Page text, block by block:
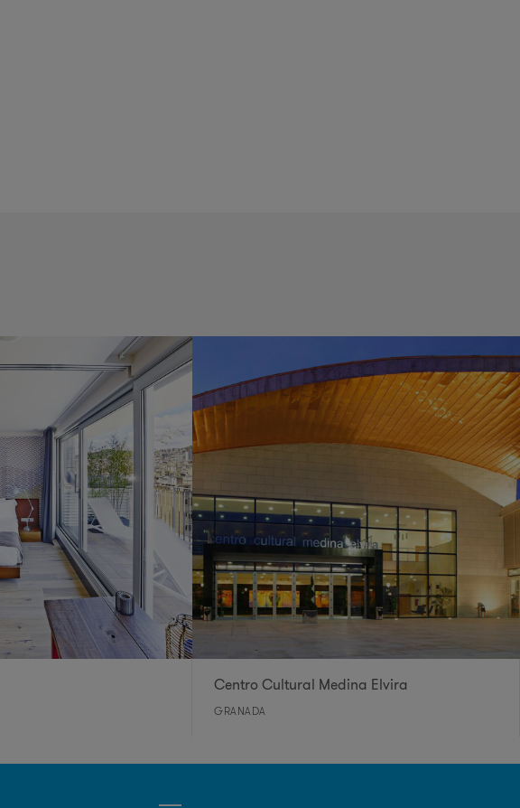
Centro Cultural Medina Elvira
GRANADA